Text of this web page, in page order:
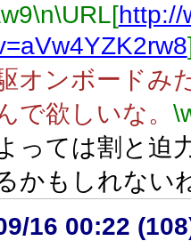
\n\URL[http://
オンボードみ
で欲しいな。
っては割と迫
かもしれない
16 00:22